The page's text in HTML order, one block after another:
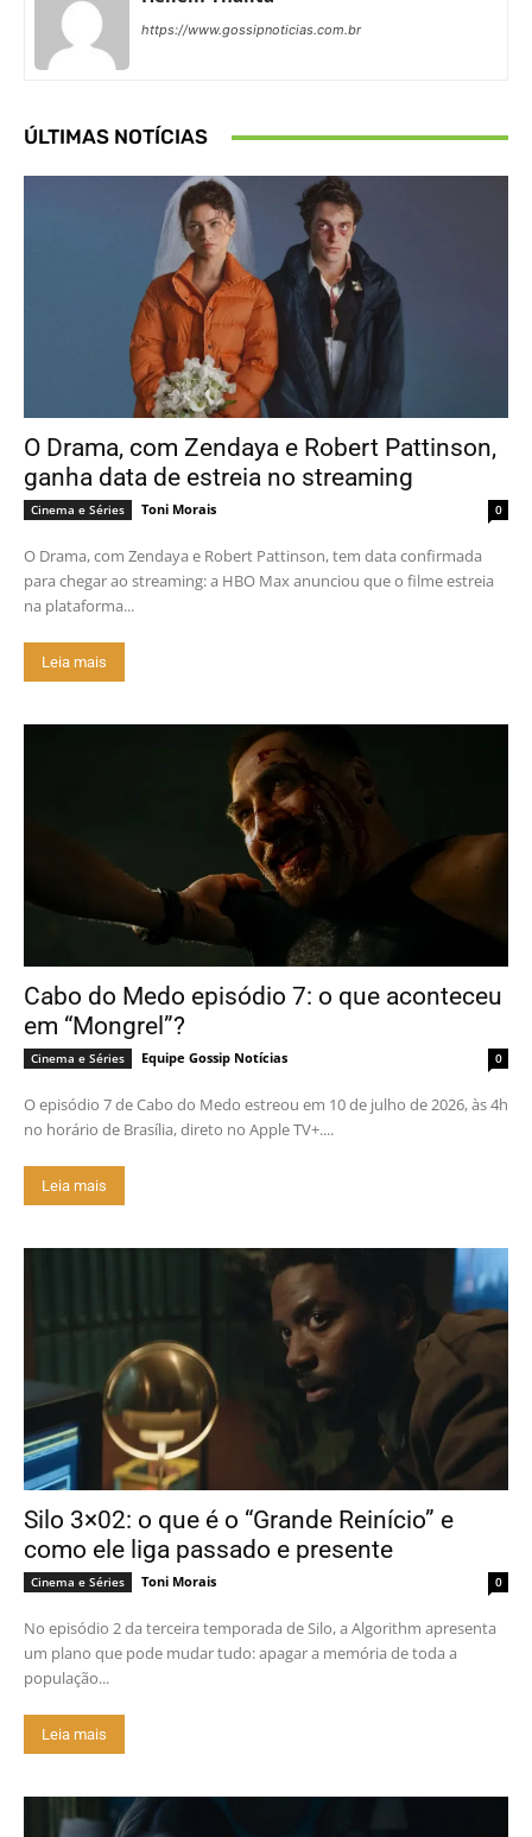
https://www.gossipnoticias.com.br
ÚLTIMAS NOTÍCIAS
O Drama, com Zendaya e Robert Pattinson,
ganha data de estreia no streaming
Cinema e Séries Toni Morais 0
O Drama, com Zendaya e Robert Pattinson, tem data confirmada
para chegar ao streaming: a HBO Max anunciou que o filme estreia
na plataforma...
Leia mais
Cabo do Medo episódio 7: o que aconteceu
em “Mongrel”?
Cinema e Séries Equipe Gossip Notícias 0
O episódio 7 de Cabo do Medo estreou em 10 de julho de 2026, às 4h
no horário de Brasília, direto no Apple TV+....
Leia mais
Silo 3×02: o que é o “Grande Reinício” e
como ele liga passado e presente
Cinema e Séries Toni Morais 0
No episódio 2 da terceira temporada de Silo, a Algorithm apresenta
um plano que pode mudar tudo: apagar a memória de toda a
população...
Leia mais